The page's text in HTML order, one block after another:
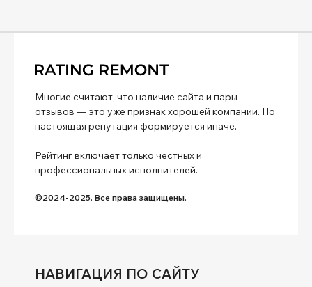
Многие считают, что наличие сайта и пары
отзывов — это уже признак хорошей компании. Но
настоящая репутация формируется иначе.
Рейтинг включает только честных и
профессиональных исполнителей.
©2024-2025. Все права защищены.
НАВИГАЦИЯ ПО САЙТУ